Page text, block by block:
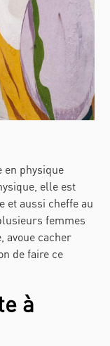
en physique
elle est
et aussi cheffe au
femmes
avoue cacher
de faire ce
à